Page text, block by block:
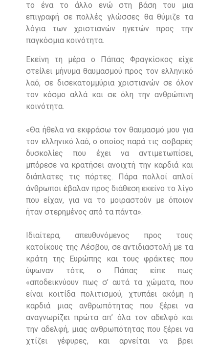
το ένα το άλλο ενώ στη βάση του μια
επιγραφή σε πολλές γλώσσες θα θύμιζε τα
λόγια των χριστιανών ηγετών προς την
παγκόσμια κοινότητα.
Εκείνη τη μέρα ο Πάπας Φραγκίσκος είχε
στείλει μήνυμα θαυμασμού προς τον ελληνικό
λαό, σε δισεκατομμύρια χριστιανών σε όλον
τον κόσμο αλλά και σε όλη την ανθρώπινη
κοινότητα.
«Θα ήθελα να εκφράσω τον θαυμασμό μου για
τον ελληνικό λαό, ο οποίος παρά τις σοβαρές
δυσκολίες που έχει να αντιμετωπίσει,
μπόρεσε να κρατήσει ανοιχτή την καρδιά και
διάπλατες τις πόρτες. Πάρα πολλοί απλοί
άνθρωποι έβαλαν προς διάθεση εκείνο το λίγο
που είχαν, για να το μοιραστούν με όποιον
ήταν στερημένος από τα πάντα».
Ιδιαίτερα, απευθυνόμενος προς τους
κατοίκους της Λέσβου, σε αντιδιαστολή με τα
κράτη της Ευρώπης και τους φράκτες που
ύψωναν τότε, ο Πάπας είπε πως
«αποδεικνύουν πως σ’ αυτά τα χώματα, που
είναι κοιτίδα πολιτισμού, χτυπάει ακόμη η
καρδιά μιας ανθρωπότητας που ξέρει να
αναγνωρίζει πρώτα απ’ όλα τον αδελφό και
την αδελφή, μιας ανθρωπότητας που ξέρει να
χτίζει γέφυρες, και αρνείται να βρει